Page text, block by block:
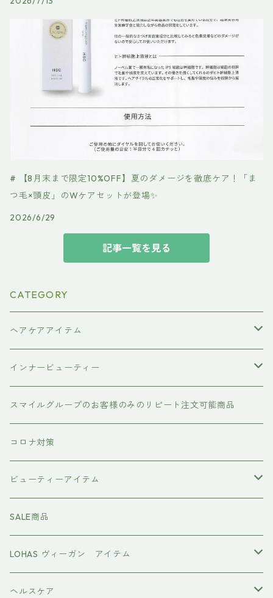
# 【8月末まで限定10%OFF】夏のダメージを徹底ケア！「ま
つ毛×頭皮」のWケアセットが登場✨
2026/6/29
記事一覧を見る
CATEGORY
ヘアケアアイテム
シャンプー
#イマヘア
the u （bihatsu）
トリートメント ヘアマスク（インバス）
流さないトリートメント（アウトバス）
#イマヘア
頭皮ケアアイテム
強髪
ダークニル
スタイリング剤
N .（エヌドット）
塩基性カラー剤
インナービューティー
あおつぶ
スマイルグループのお客様のみのリピート注文可能商品
コロナ対策
ビューティーアイテム
MTG REFA
ヤーマン YAMAN
美容液
SALE商品
LOHAS ヴィーガン アイテム
ヴィーガン認証
ヘルスケア